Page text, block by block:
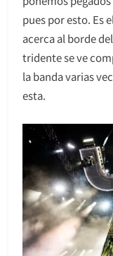
pues por esto. Es
acerca al borde
tridente se ve
la banda varias
esta.